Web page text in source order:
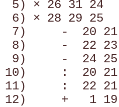
5) × 26 31
6) × 28 29
7)     -  20
8)     -  22
9)     -  24
10)     :  20
11)     :  22
12)     +   1